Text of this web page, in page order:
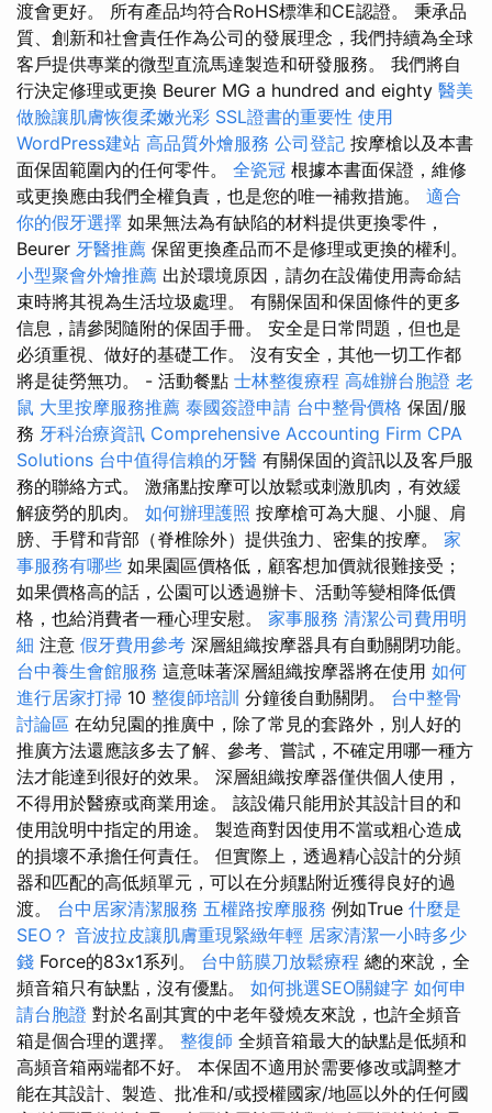
渡會更好。 所有產品均符合RoHS標準和CE認證。 秉承品
質、創新和社會責任作為公司的發展理念，我們持續為全球
客戶提供專業的微型直流馬達製造和研發服務。 我們將自
行決定修理或更換 Beurer MG a hundred and eighty 醫美
做臉讓肌膚恢復柔嫩光彩 SSL證書的重要性 使用
WordPress建站 高品質外燴服務 公司登記 按摩槍以及本書
面保固範圍內的任何零件。 全瓷冠 根據本書面保證，維修
或更換應由我們全權負責，也是您的唯一補救措施。 適合
你的假牙選擇 如果無法為有缺陷的材料提供更換零件，
Beurer 牙醫推薦 保留更換產品而不是修理或更換的權利。
小型聚會外燴推薦 出於環境原因，請勿在設備使用壽命結
束時將其視為生活垃圾處理。 有關保固和保固條件的更多
信息，請參閱隨附的保固手冊。 安全是日常問題，但也是
必須重視、做好的基礎工作。 沒有安全，其他一切工作都
將是徒勞無功。 - 活動餐點 士林整復療程 高雄辦台胞證 老
鼠 大里按摩服務推薦 泰國簽證申請 台中整骨價格 保固/服
務 牙科治療資訊 Comprehensive Accounting Firm CPA
Solutions 台中值得信賴的牙醫 有關保固的資訊以及客戶服
務的聯絡方式。 激痛點按摩可以放鬆或刺激肌肉，有效緩
解疲勞的肌肉。 如何辦理護照 按摩槍可為大腿、小腿、肩
膀、手臂和背部（脊椎除外）提供強力、密集的按摩。 家
事服務有哪些 如果園區價格低，顧客想加價就很難接受；
如果價格高的話，公園可以透過辦卡、活動等變相降低價
格，也給消費者一種心理安慰。 家事服務 清潔公司費用明
細 注意 假牙費用參考 深層組織按摩器具有自動關閉功能。
台中養生會館服務 這意味著深層組織按摩器將在使用 如何
進行居家打掃 10 整復師培訓 分鐘後自動關閉。 台中整骨
討論區 在幼兒園的推廣中，除了常見的套路外，別人好的
推廣方法還應該多去了解、參考、嘗試，不確定用哪一種方
法才能達到很好的效果。 深層組織按摩器僅供個人使用，
不得用於醫療或商業用途。 該設備只能用於其設計目的和
使用說明中指定的用途。 製造商對因使用不當或粗心造成
的損壞不承擔任何責任。 但實際上，透過精心設計的分頻
器和匹配的高低頻單元，可以在分頻點附近獲得良好的過
渡。 台中居家清潔服務 五權路按摩服務 例如True 什麼是
SEO？ 音波拉皮讓肌膚重現緊緻年輕 居家清潔一小時多少
錢 Force的83x1系列。 台中筋膜刀放鬆療程 總的來說，全
頻音箱只有缺點，沒有優點。 如何挑選SEO關鍵字 如何申
請台胞證 對於名副其實的中老年發燒友來說，也許全頻音
箱是個合理的選擇。 整復師 全頻音箱最大的缺點是低頻和
高頻音箱兩端都不好。 本保固不適用於需要修改或調整才
能在其設計、製造、批准和/或授權國家/地區以外的任何國